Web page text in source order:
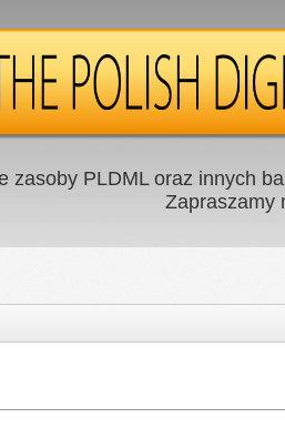
zasoby PLDML oraz innych
Zapraszamy